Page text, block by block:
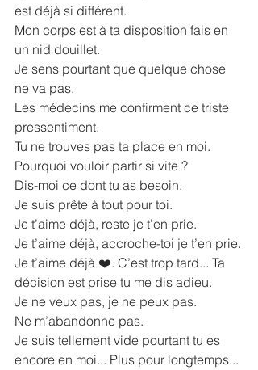
est déjà si différent.
Mon corps est à ta disposition fais en
un nid douillet.
Je sens pourtant que quelque chose
ne va pas.
Les médecins me confirment ce triste
pressentiment.
Tu ne trouves pas ta place en moi.
Pourquoi vouloir partir si vite ?
Dis-moi ce dont tu as besoin.
Je suis prête à tout pour toi.
Je t’aime déjà, reste je t’en prie.
Je t’aime déjà, accroche-toi je t’en prie.
Je t’aime déjà ❤️. C’est trop tard... Ta
décision est prise tu me dis adieu.
Je ne veux pas, je ne peux pas.
Ne m’abandonne pas.
Je suis tellement vide pourtant tu es
encore en moi... Plus pour longtemps...